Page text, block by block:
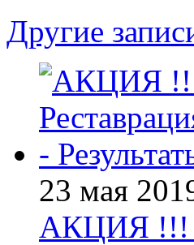
Другие
23 мая
АКЦИЯ !!!